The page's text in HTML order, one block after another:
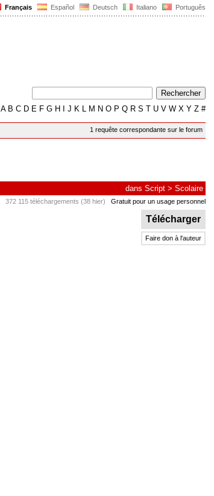
Français Español Deutsch Italiano Português
AB C D E F G H J K L M N O P Q R S T U V W X Y Z #
1 requête correspondante sur le forum
dans Script > Scolaire
372 115 téléchargements (38 hier) Gratuit pour un usage personnel
Télécharger
Faire don à l'auteur